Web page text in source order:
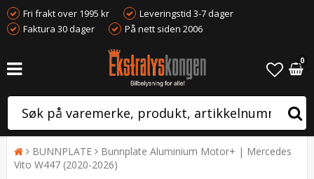
Fri frakt over 1995 kr
Leveringstid 3-7 dager
Faktura 30 dager
På nett siden 2006
0
BUNNPLATE
Bunnplate Aluminium Motor+ | Mercedes
Vito W447 (2020-2026)